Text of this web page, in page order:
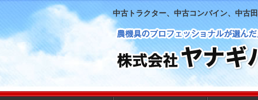
中古トラクター、中古コンバイン、中古